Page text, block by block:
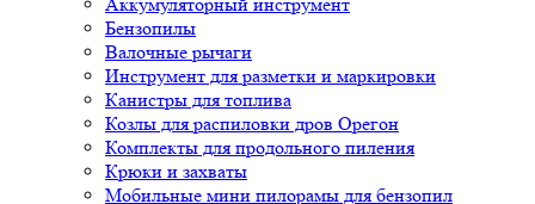
Бензопилы
Валочные рычаги
Инструмент для разметки и маркировки
Канистры для топлива
Козлы для распиловки дров Орегон
Комплекты для продольного пиления
Крюки и захваты
Мобильные мини пилорамы для бензопил